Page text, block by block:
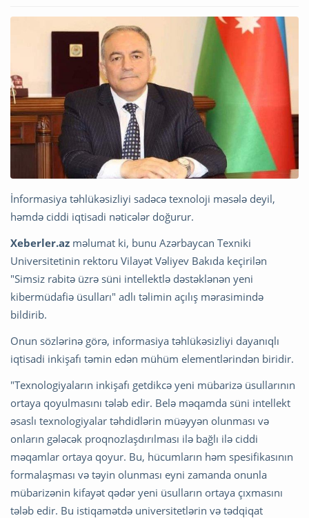
İnformasiya təhlükəsizliyi sadəcə texnoloji məsələ deyil,
həmdə ciddi iqtisadi nəticələr doğurur.
Xeberler.az məlumat ki, bunu Azərbaycan Texniki
Universitetinin rektoru Vilayət Vəliyev Bakıda keçirilən
"Simsiz rabitə üzrə süni intellektlə dəstəklənən yeni
kibermüdafiə üsulları" adlı təlimin açılış mərasimində
bildirib.
Onun sözlərinə görə, informasiya təhlükəsizliyi dayanıqlı
iqtisadi inkişafı təmin edən mühüm elementlərindən biridir.
"Texnologiyaların inkişafı getdikcə yeni mübarizə üsullarının
ortaya qoyulmasını tələb edir. Belə məqamda süni intellekt
əsaslı texnologiyalar təhdidlərin müəyyən olunması və
onların gələcək proqnozlaşdırılması ilə bağlı ilə ciddi
məqamlar ortaya qoyur. Bu, hücumların həm spesifikasının
formalaşması və təyin olunması eyni zamanda onunla
mübarizənin kifayət qədər yeni üsulların ortaya çıxmasını
tələb edir. Bu istiqamətdə universitetlərin və tədqiqat